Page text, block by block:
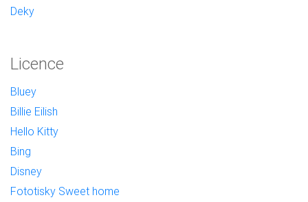
Deky
Licence
Bluey
Billie Eilish
Hello Kitty
Bing
Disney
Fototisky Sweet home